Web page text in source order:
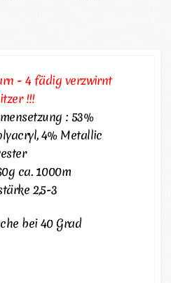
- 4 fädig verzwirnt
!!!
: 53%
4% Metallic
ca. 1000m
2,5-3
bei 40 Grad